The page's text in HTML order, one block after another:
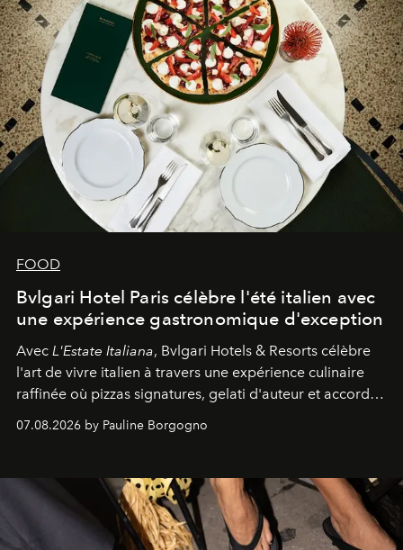
FOOD
Bvlgari Hotel Paris célèbre l'été italien avec
une expérience gastronomique d'exception
Avec L'Estate Italiana, Bvlgari Hotels & Resorts célèbre
l'art de vivre italien à travers une expérience culinaire
raffinée où pizzas signatures, gelati d'auteur et accords
d'exception composent un véritable voyage sensoriel.
07.08.2026 by Pauline Borgogno